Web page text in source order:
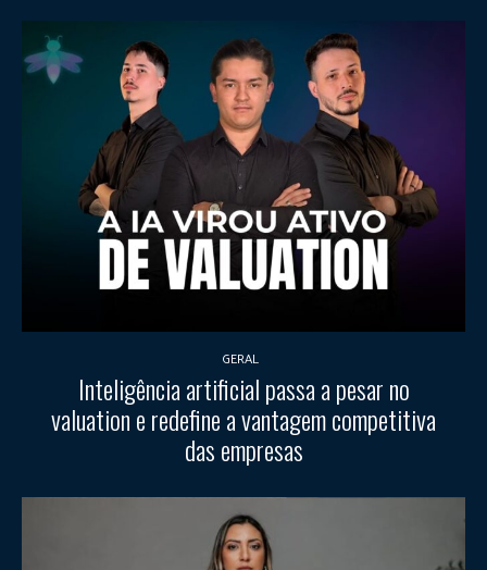
GERAL
Inteligência artificial passa a pesar no
valuation e redefine a vantagem competitiva
das empresas